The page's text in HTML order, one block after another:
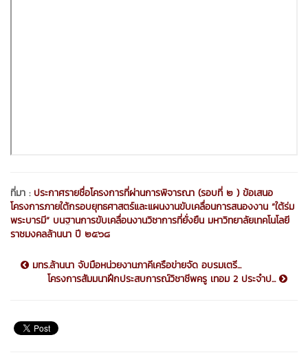
ที่มา : ประกาศรายชื่อโครงการที่ผ่านการพิจารณา (รอบที่ ๒ ) ข้อเสนอ
โครงการภายใต้กรอบยุทธศาสตร์และแผนงานขับเคลื่อนการสนองงาน “ใต้ร่ม
พระบารมี” บนฐานการขับเคลื่อนงานวิชาการที่ยั่งยืน มหาวิทยาลัยเทคโนโลยี
ราชมงคลล้านนา ปี ๒๕๖๘
มทร.ล้านนา จับมือหน่วยงานภาคีเครือข่ายจัด อบรมเตรี...
โครงการสัมมนาฝึกประสบการณ์วิชาชีพครู เทอม 2 ประจำป...